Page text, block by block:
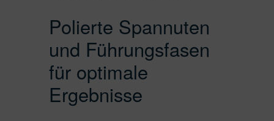
Polierte Spannuten
und Führungsfasen
für optimale
Ergebnisse